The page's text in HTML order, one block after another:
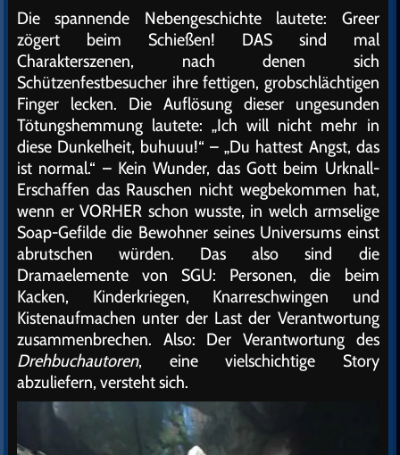
Die spannende Nebengeschichte lautete: Greer
zögert beim Schießen! DAS sind mal
Charakterszenen, nach denen sich
Schützenfestbesucher ihre fettigen, grobschlächtigen
Finger lecken. Die Auflösung dieser ungesunden
Tötungshemmung lautete: „Ich will nicht mehr in
diese Dunkelheit, buhuuu!“ – „Du hattest Angst, das
ist normal.“ – Kein Wunder, das Gott beim Urknall-
Erschaffen das Rauschen nicht wegbekommen hat,
wenn er VORHER schon wusste, in welch armselige
Soap-Gefilde die Bewohner seines Universums einst
abrutschen würden. Das also sind die
Dramaelemente von SGU: Personen, die beim
Kacken, Kinderkriegen, Knarreschwingen und
Kistenaufmachen unter der Last der Verantwortung
zusammenbrechen. Also: Der Verantwortung des
Drehbuchautoren, eine vielschichtige Story
abzuliefern, versteht sich.